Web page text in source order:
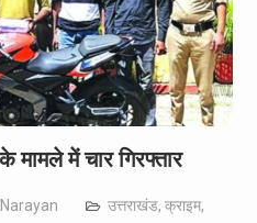
मामले में चार गिरफ्तार
उत्तराखंड, क्राइम,